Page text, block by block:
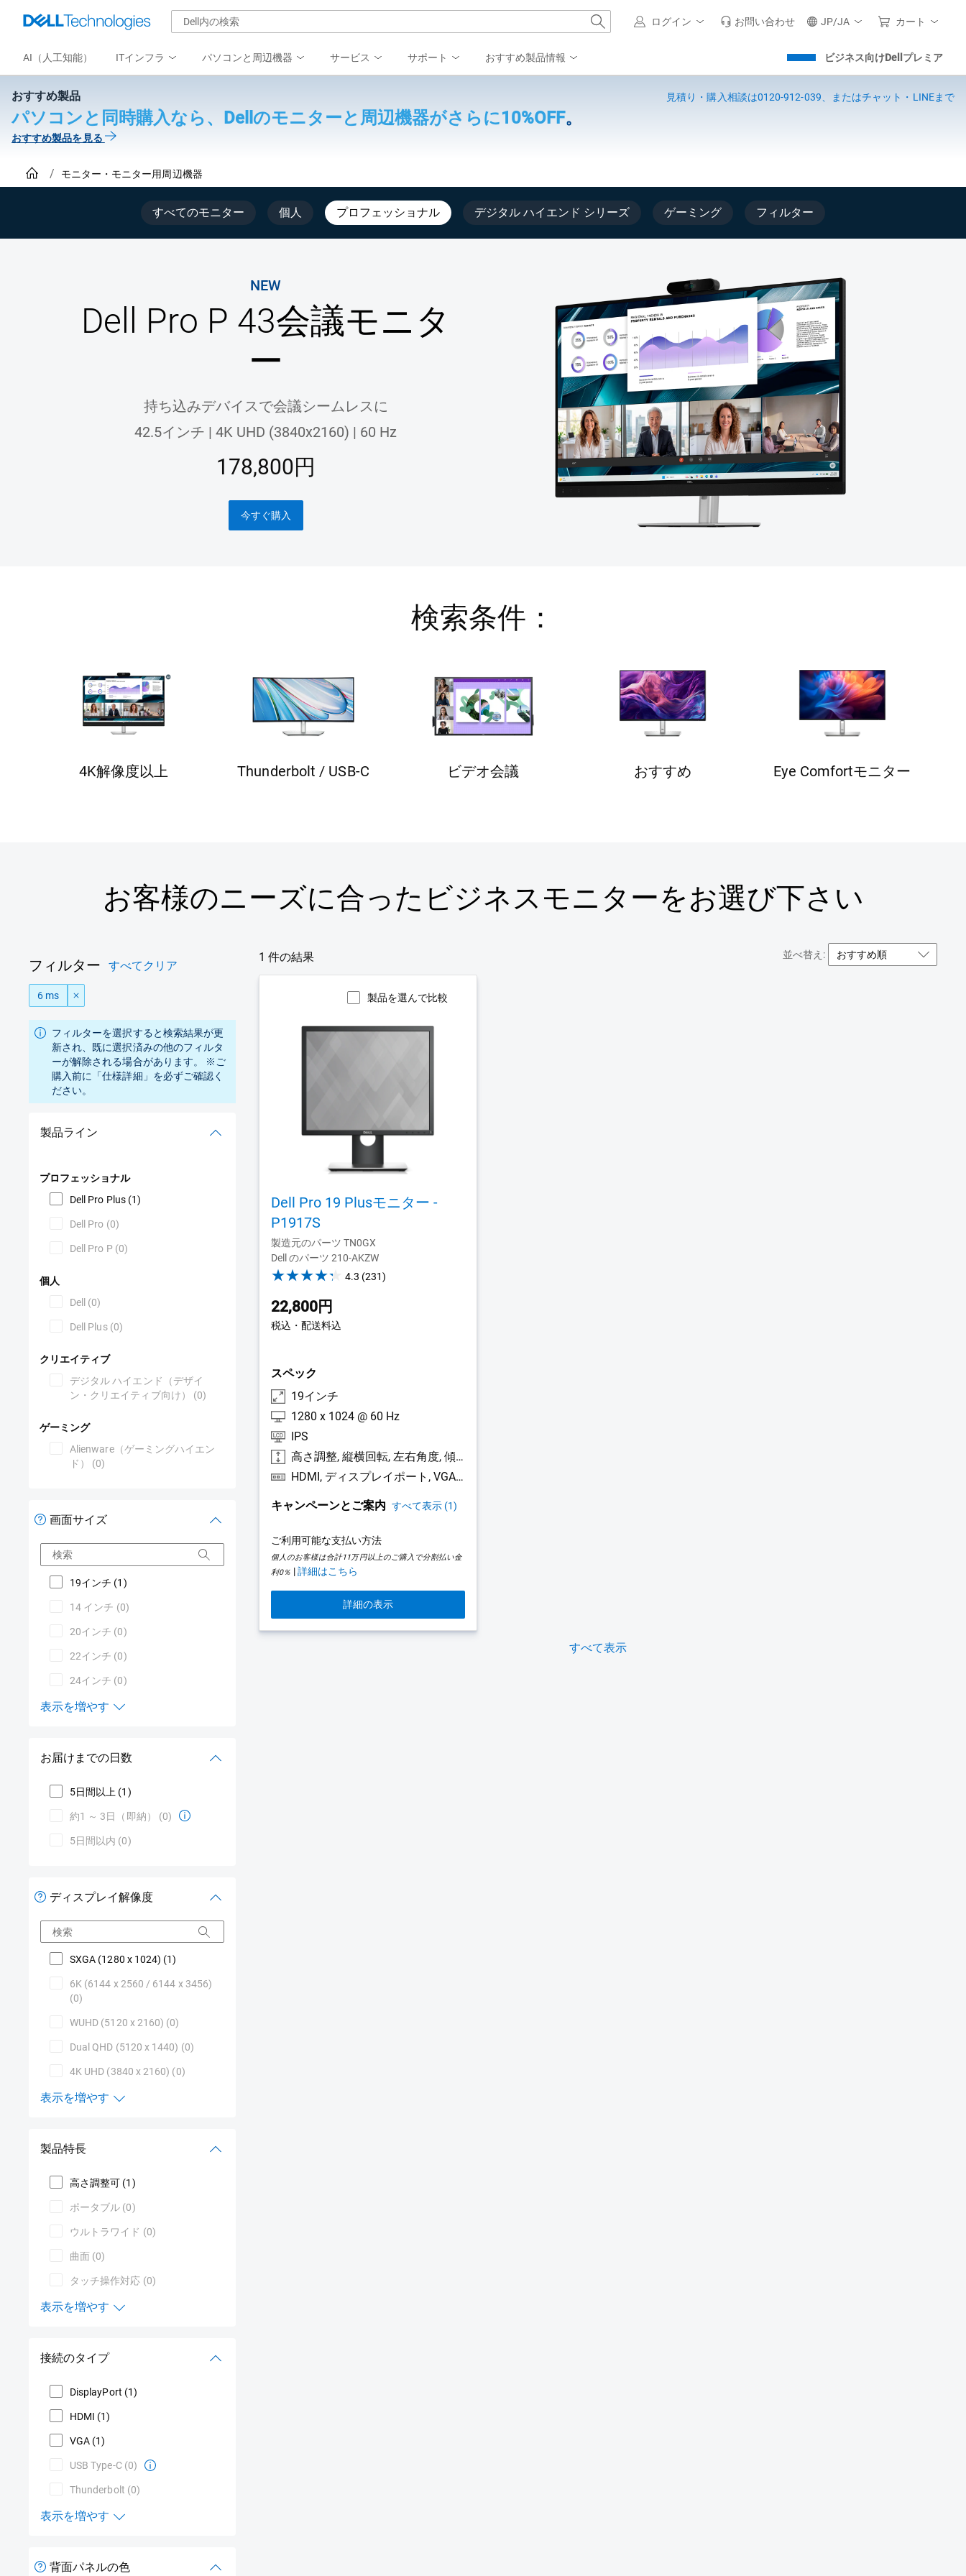
ログイン お問い合わせ JP/JA カート
AI（人工知能） ITインフラ パソコンと周辺機器 サービス サポート おすすめ製品情報 ビジネス向けDellプレミア
おすすめ製品
パソコンと同時購入なら、Dellのモニターと周辺機器がさらに10%OFF。
おすすめ製品を見る
見積り・購入相談は0120-912-039、またはチャット・LINEまで
モニター・モニター用周辺機器
すべてのモニター 個人 プロフェッショナル デジタル ハイエンド シリーズ ゲーミング フィルター
NEW
Dell Pro P 43会議モニタ
ー
持ち込みデバイスで会議シームレスに
42.5インチ | 4K UHD (3840x2160) | 60 Hz
178,800円
今すぐ購入
検索条件：
4K解像度以上 Thunderbolt / USB-C ビデオ会議 おすすめ Eye Comfortモニター
お客様のニーズに合ったビジネスモニターをお選び下さい
フィルター すべてクリア
6 ms
フィルターを選択すると検索結果が更
新され、既に選択済みの他のフィルタ
ーが解除される場合があります。 ※ご
購入前に「仕様詳細」を必ずご確認く
ださい。
製品ライン
プロフェッショナル
Dell Pro Plus (1)
Dell Pro (0)
Dell Pro P (0)
個人
Dell (0)
Dell Plus (0)
クリエイティブ
デジタル ハイエンド（デザイ
ン・クリエイティブ向け） (0)
ゲーミング
Alienware（ゲーミングハイエン
ド） (0)
画面サイズ
19インチ (1)
14 インチ (0)
20インチ (0)
22インチ (0)
24インチ (0)
表示を増やす
お届けまでの日数
5日間以上 (1)
約1 ～ 3日（即納） (0)
5日間以内 (0)
ディスプレイ解像度
SXGA (1280 x 1024) (1)
6K (6144 x 2560 / 6144 x 3456)
(0)
WUHD (5120 x 2160) (0)
Dual QHD (5120 x 1440) (0)
4K UHD (3840 x 2160) (0)
表示を増やす
製品特長
高さ調整可 (1)
ポータブル (0)
ウルトラワイド (0)
曲面 (0)
タッチ操作対応 (0)
表示を増やす
接続のタイプ
DisplayPort (1)
HDMI (1)
VGA (1)
USB Type-C (0)
Thunderbolt (0)
表示を増やす
背面パネルの色
1 件の結果 並べ替え:
製品を選んで比較
Dell Pro 19 Plusモニター -
P1917S
製造元のパーツ TN0GX
Dell のパーツ 210-AKZW
4.3 (231)
22,800円
税込・配送料込
スペック
19インチ
1280 x 1024 @ 60 Hz
IPS
高さ調整, 縦横回転, 左右角度, 傾き調整
HDMI, ディスプレイポート, VGA, USB 3.0アップストリーム, USB 2.0ダウンストリーム x 2, USB 3.0ダウンストリーム x 2
キャンペーンとご案内 すべて表示 (1)
ご利用可能な支払い方法
個人のお客様は合計11万円以上のご購入で分割払い金
利0％ |詳細はこちら
詳細の表示
すべて表示